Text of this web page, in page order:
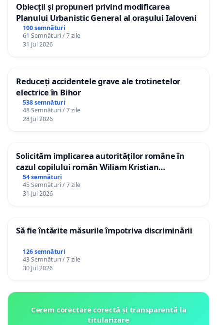
Obiecții și propuneri privind modificarea
Planului Urbanistic General al orașului Ialoveni
100 semnături
61 Semnături / 7 zile
31 Jul 2026
Reduceți accidentele grave ale trotinetelor
electrice în Bihor
538 semnături
48 Semnături / 7 zile
28 Jul 2026
Solicităm implicarea autorităților române în
cazul copilului român Wiliam Kristian
Gheorghe, aflat în plasament în Danemarca de
12 ani
54 semnături
45 Semnături / 7 zile
31 Jul 2026
Să fie întărite măsurile împotriva discriminării
126 semnături
43 Semnături / 7 zile
30 Jul 2026
Cerem corectare corectă și transparentă la
titularizare